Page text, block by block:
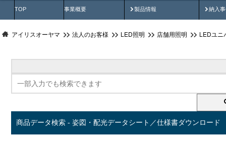
TOP 事業概要 製品情報
製品動画 納入
納
アイリスオーヤマ 法人のお客様 LED照明 店舗用照明 LEDユニ
商品データ検索 - 姿図・配光データシート／仕様書ダウンロード